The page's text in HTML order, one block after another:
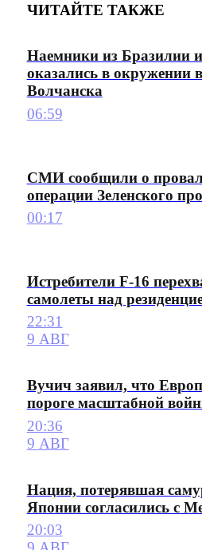
ЧИТАЙТЕ ТАКЖЕ
Наемники из Бразилии
оказались в окружении
Волчанска
06:59
СМИ сообщили о
операции Зеленского
00:17
Истребители F-16
самолеты над
22:31
9 АВГ
Вучич заявил, что
пороге масштабной
20:36
9 АВГ
Нация, потерявшая
Японии согласились с
20:03